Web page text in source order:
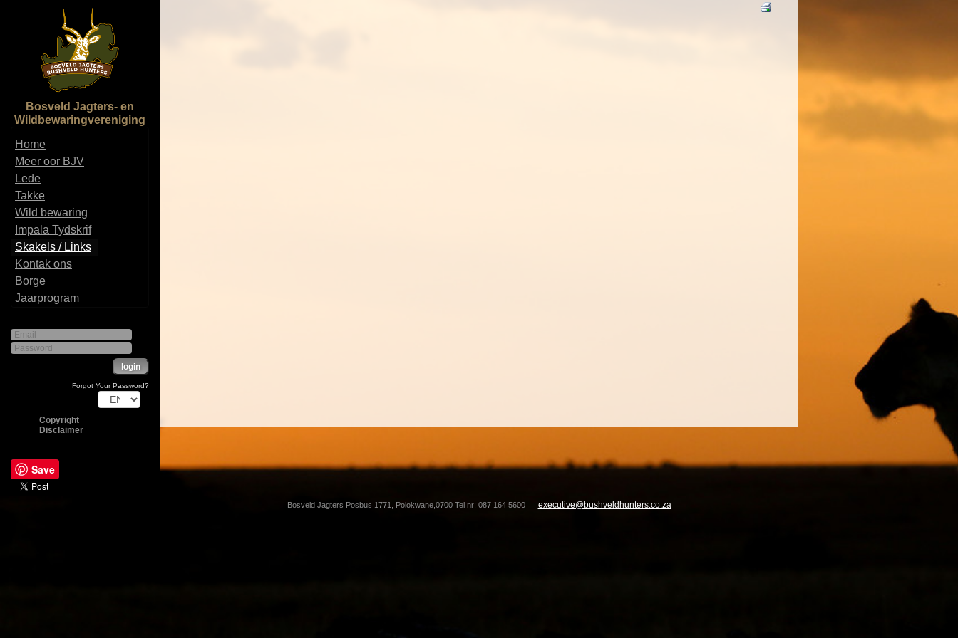
Bosveld Jagters- en
Wildbewaringvereniging
Home
Meer oor BJV
Lede
Takke
Wild bewaring
Impala Tydskrif
Skakels / Links
Kontak ons
Borge
Jaarprogram
Forgot Your Password?
Copyright
Disclaimer
Save
Bosveld Jagters Posbus 1771, Polokwane,0700 Tel nr: 087 164 5600 executive@bushveldhunters.co.za